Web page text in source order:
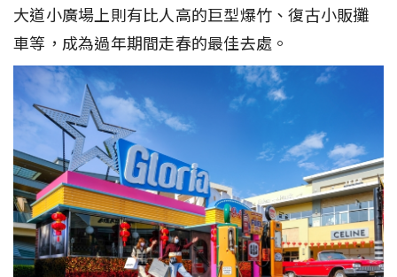
大道小廣場上則有比人高的巨型爆竹、復古小販攤
車等，成為過年期間走春的最佳去處。